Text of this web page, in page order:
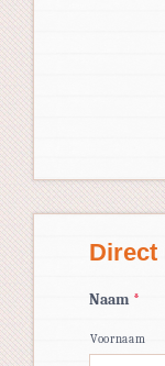
Direct
Naam *
Voornaam